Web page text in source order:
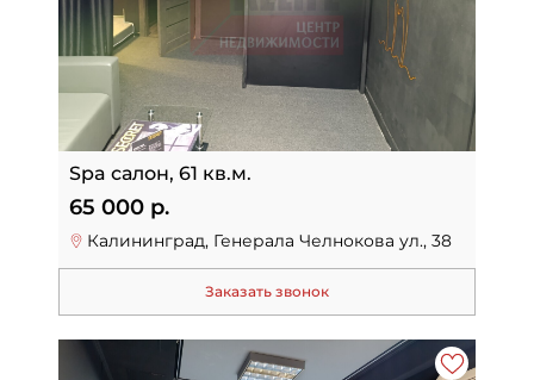
Spa салон, 61 кв.м.
65 000 р.
Калининград, Генерала Челнокова ул., 38
Заказать звонок